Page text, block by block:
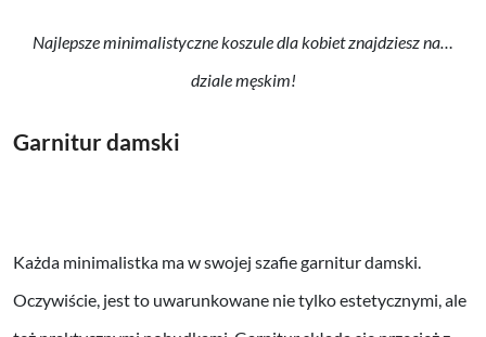
Najlepsze minimalistyczne koszule dla kobiet znajdziesz na…
dziale męskim!
Garnitur damski
Każda minimalistka ma w swojej szafie garnitur damski.
Oczywiście, jest to uwarunkowane nie tylko estetycznymi, ale